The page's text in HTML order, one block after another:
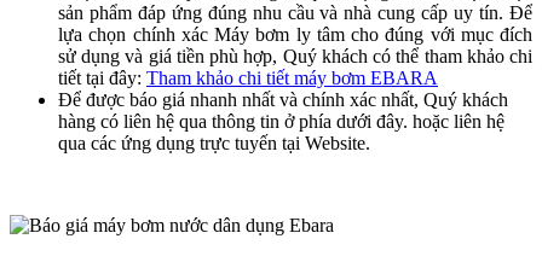
sản phẩm đáp ứng đúng nhu cầu và nhà cung cấp uy tín. Để
lựa chọn chính xác Máy bơm ly tâm cho đúng với mục đích
sử dụng và giá tiền phù hợp, Quý khách có thể tham khảo chi
tiết tại đây: Tham khảo chi tiết máy bơm EBARA
Để được báo giá nhanh nhất và chính xác nhất, Quý khách
hàng có liên hệ qua thông tin ở phía dưới đây. hoặc liên hệ
qua các ứng dụng trực tuyến tại Website.